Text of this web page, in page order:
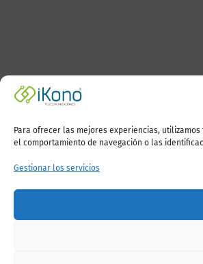
Para ofrecer las mejores experiencias,
el comportamiento de navegación o las
Gestionar los servicios